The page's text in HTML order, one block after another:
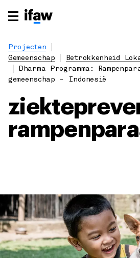
Projecten
Gemeenschap
Betrokkenheid
Dharma Programma:
gemeenschap - Indonesië